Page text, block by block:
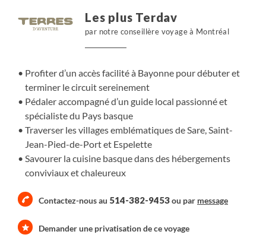
charcuteries et vins locaux, dans une atmosphère
chaleureuse et conviviale.
Les plus Terdav
par notre conseillère voyage à Montréal
Profiter d’un accès facilité à Bayonne pour débuter et
terminer le circuit sereinement
Pédaler accompagné d’un guide local passionné et
spécialiste du Pays basque
Traverser les villages emblématiques de Sare, Saint-
Jean-Pied-de-Port et Espelette
Savourer la cuisine basque dans des hébergements
conviviaux et chaleureux
Contactez-nous au 514-382-9453ou par message
Demander une privatisation de ce voyage